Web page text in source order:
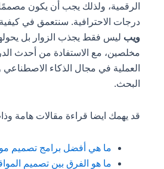
الرقمية، ولذلك يجب أن يكون
درجات الاحترافية. سنتعمق في كيفية
ويبليس فقط يجذب الزوار بل
مخلصين، مع الاستفادة من أحدث
العملية في مجال الذكاء
البحث.
قد يهمك ايضا قراءة مقالات هامة
ما هي أفضل برامج تصميم
ما هو الفرق بين تصميم